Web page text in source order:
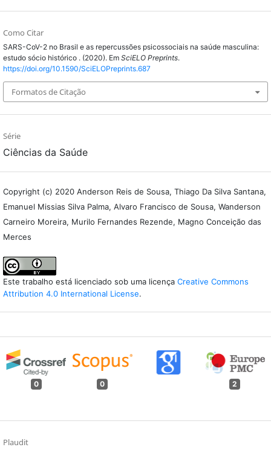
Como Citar
SARS-CoV-2 no Brasil e as repercussões psicossociais na saúde masculina:
estudo sócio histórico . (2020). Em SciELO Preprints.
https://doi.org/10.1590/SciELOPreprints.687
Formatos de Citação
Série
Ciências da Saúde
Copyright (c) 2020 Anderson Reis de Sousa, Thiago Da Silva Santana,
Emanuel Missias Silva Palma, Alvaro Francisco de Sousa, Wanderson
Carneiro Moreira, Murilo Fernandes Rezende, Magno Conceição das
Merces
Este trabalho está licenciado sob uma licença Creative Commons
Attribution 4.0 International License.
0 0 2
Plaudit